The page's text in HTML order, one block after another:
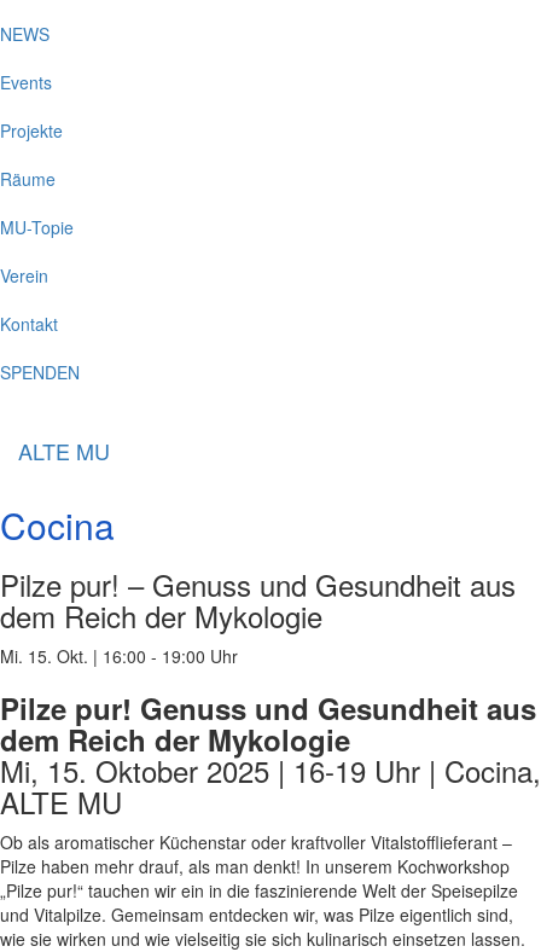
NEWS
Events
Projekte
Räume
MU-Topie
Verein
Kontakt
SPENDEN
ALTE MU
Cocina
Pilze pur! – Genuss und Gesundheit aus
dem Reich der Mykologie
Mi. 15. Okt. | 16:00 - 19:00 Uhr
Pilze pur! Genuss und Gesundheit aus
dem Reich der Mykologie
Mi, 15. Oktober 2025 | 16-19 Uhr | Cocina,
ALTE MU
Ob als aromatischer Küchenstar oder kraftvoller Vitalstofflieferant –
Pilze haben mehr drauf, als man denkt! In unserem Kochworkshop
„Pilze pur!“ tauchen wir ein in die faszinierende Welt der Speisepilze
und Vitalpilze. Gemeinsam entdecken wir, was Pilze eigentlich sind,
wie sie wirken und wie vielseitig sie sich kulinarisch einsetzen lassen.